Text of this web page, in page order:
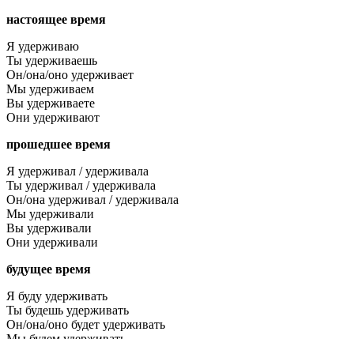
настоящее время
Я удерживаю
Ты удерживаешь
Он/она/оно удерживает
Мы удерживаем
Вы удерживаете
Они удерживают
прошедшее время
Я удерживал / удерживала
Ты удерживал / удерживала
Он/она удерживал / удерживала
Мы удерживали
Вы удерживали
Они удерживали
будущее время
Я буду удерживать
Ты будешь удерживать
Он/она/оно будет удерживать